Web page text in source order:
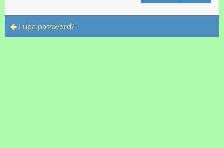
Lupa password?